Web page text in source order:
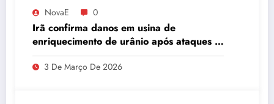
NovaE 0
Irã confirma danos em usina de
enriquecimento de urânio após ataques e
embaixador evita detalhes sobre
quantidade de urânio enriquecido
3 De Março De 2026